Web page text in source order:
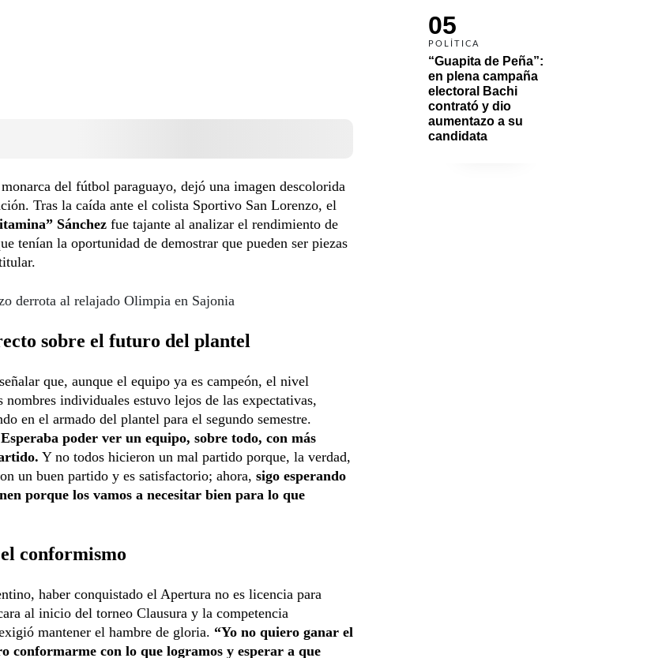
05
POLÍTICA
“Guapita de Peña”:
en plena campaña
electoral Bachi
contrató y dio
aumentazo a su
candidata
del fútbol paraguayo, dejó una imagen descolorida
Tras la caída ante el colista Sportivo San Lorenzo, el
Sánchez fue tajante al analizar el rendimiento de
tenían la oportunidad de demostrar que pueden ser piezas
derrota al relajado Olimpia en Sajonia
sobre el futuro del plantel
que, aunque el equipo ya es campeón, el nivel
nombres individuales estuvo lejos de las expectativas,
en el armado del plantel para el segundo semestre.
Esperaba poder ver un equipo, sobre todo, con más
Y no todos hicieron un mal partido porque, la verdad,
un buen partido y es satisfactorio; ahora, sigo esperando
porque los vamos a necesitar bien para lo que
conformismo
haber conquistado el Apertura no es licencia para
al inicio del torneo Clausura y la competencia
mantener el hambre de gloria. “Yo no quiero ganar el
conformarme con lo que logramos y esperar a que